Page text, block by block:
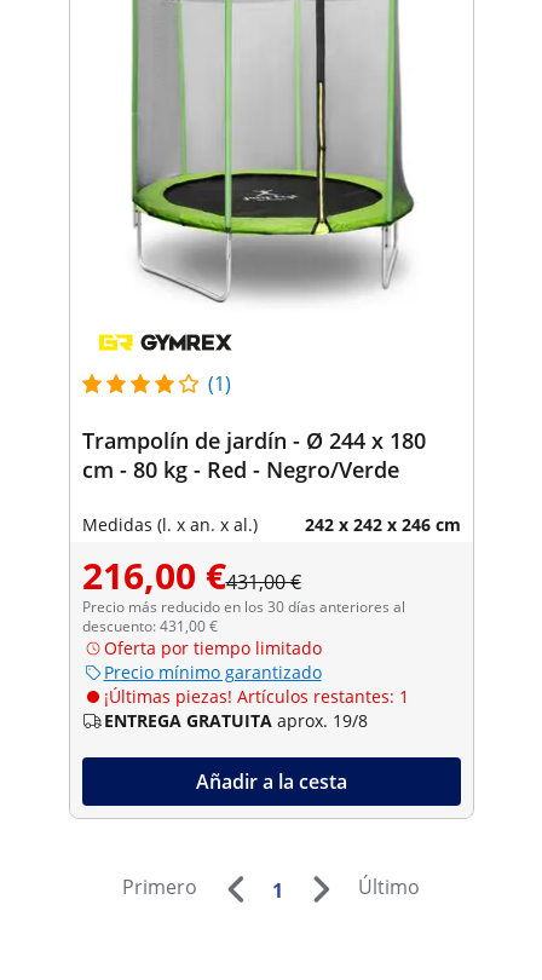
(1)
Trampolín de jardín - Ø 244 x 180
cm - 80 kg - Red - Negro/Verde
Medidas (l. x an. x al.) 242 x 242 x 246 cm
216,00 €431,00 €
Precio más reducido en los 30 días anteriores al
descuento: 431,00 €
Oferta por tiempo limitado
Precio mínimo garantizado
¡Últimas piezas! Artículos restantes: 1
ENTREGA GRATUITA aprox. 19/8
Añadir a la cesta
Primero 1 Último